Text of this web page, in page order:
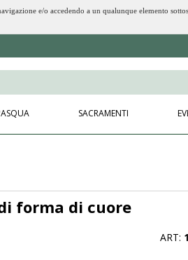
e/o accedendo a un qualunque elemento
SACRAMENTI
forma di cuore
ART: